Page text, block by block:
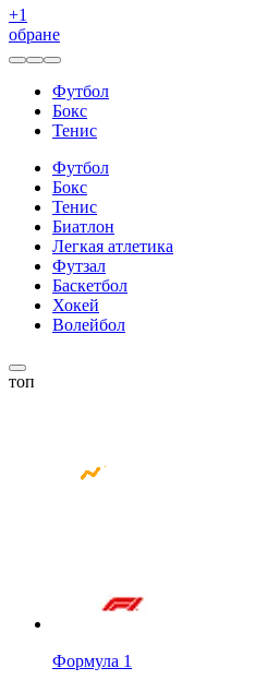
+1
обране
Футбол
Бокс
Тенис
Футбол
Бокс
Тенис
Биатлон
Легкая атлетика
Футзал
Баскетбол
Хокей
Волейбол
топ
Формула 1